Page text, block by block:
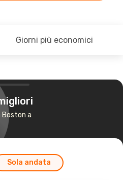
Giorni più economici
Boston a
Sola andata